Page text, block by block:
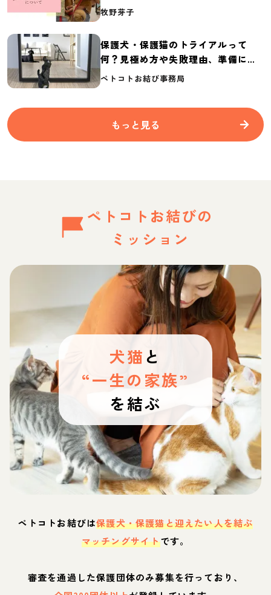
介
牧野芽子
保護犬・保護猫のトライアルって
何？見極め方や失敗理由、準備に必
要なものを紹介
ペトコトお結び事務局
もっと見る
ペトコトお結びの
ミッション
犬猫 と
“一生の家族”
を結ぶ
ペトコトお結びは保護犬・保護猫と迎えたい人を結ぶ
マッチングサイトです。
審査を通過した保護団体のみ募集を行っており、